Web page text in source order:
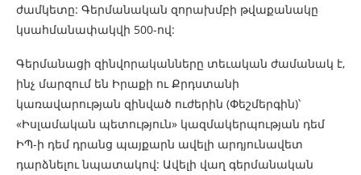
ժամկետը: Գերմանական զորախմբի թվաքանակը
կսահմանափակվի 500-ով:
Գերմանացի զինվորականները տեւական ժամանակ է,
ինչ մարզում են Իրաքի ու Քրդստանի
կառավարության զինված ուժերին (Փեշմերգին)՝
«Իսլամական պետություն» կազմակերպության դեմ
ԻՊ-ի դեմ դրանց պայքարն ավելի արդյունավետ
դարձնելու նպատակով: Ավելի վաղ գերմանական